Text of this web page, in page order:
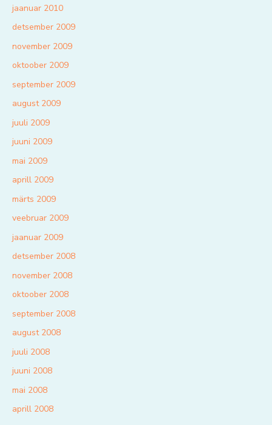
jaanuar 2010
detsember 2009
november 2009
oktoober 2009
september 2009
august 2009
juuli 2009
juuni 2009
mai 2009
aprill 2009
märts 2009
veebruar 2009
jaanuar 2009
detsember 2008
november 2008
oktoober 2008
september 2008
august 2008
juuli 2008
juuni 2008
mai 2008
aprill 2008